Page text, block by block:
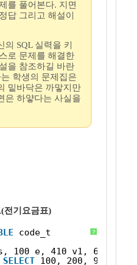
를 풀어본다. 지면
답 그리고 해설이
의 SQL 실력을 키
로 문제를 해결한
을 참조하길 바란
학생의 문제집은
밑바닥은 까맣지만
은 하얗다는 사실을
전기요금표)
?
code_t
100 e, 410 v1, 60.7 v2
SELECT 100, 200, 910,